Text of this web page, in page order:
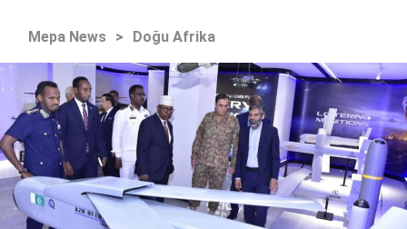
Mepa News > Doğu Afrika